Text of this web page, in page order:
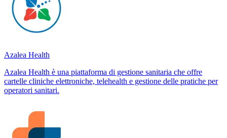
Azalea Health
Azalea Health è una piattaforma di gestione sanitaria che offre
cartelle cliniche elettroniche, telehealth e gestione delle pratiche per
operatori sanitari.